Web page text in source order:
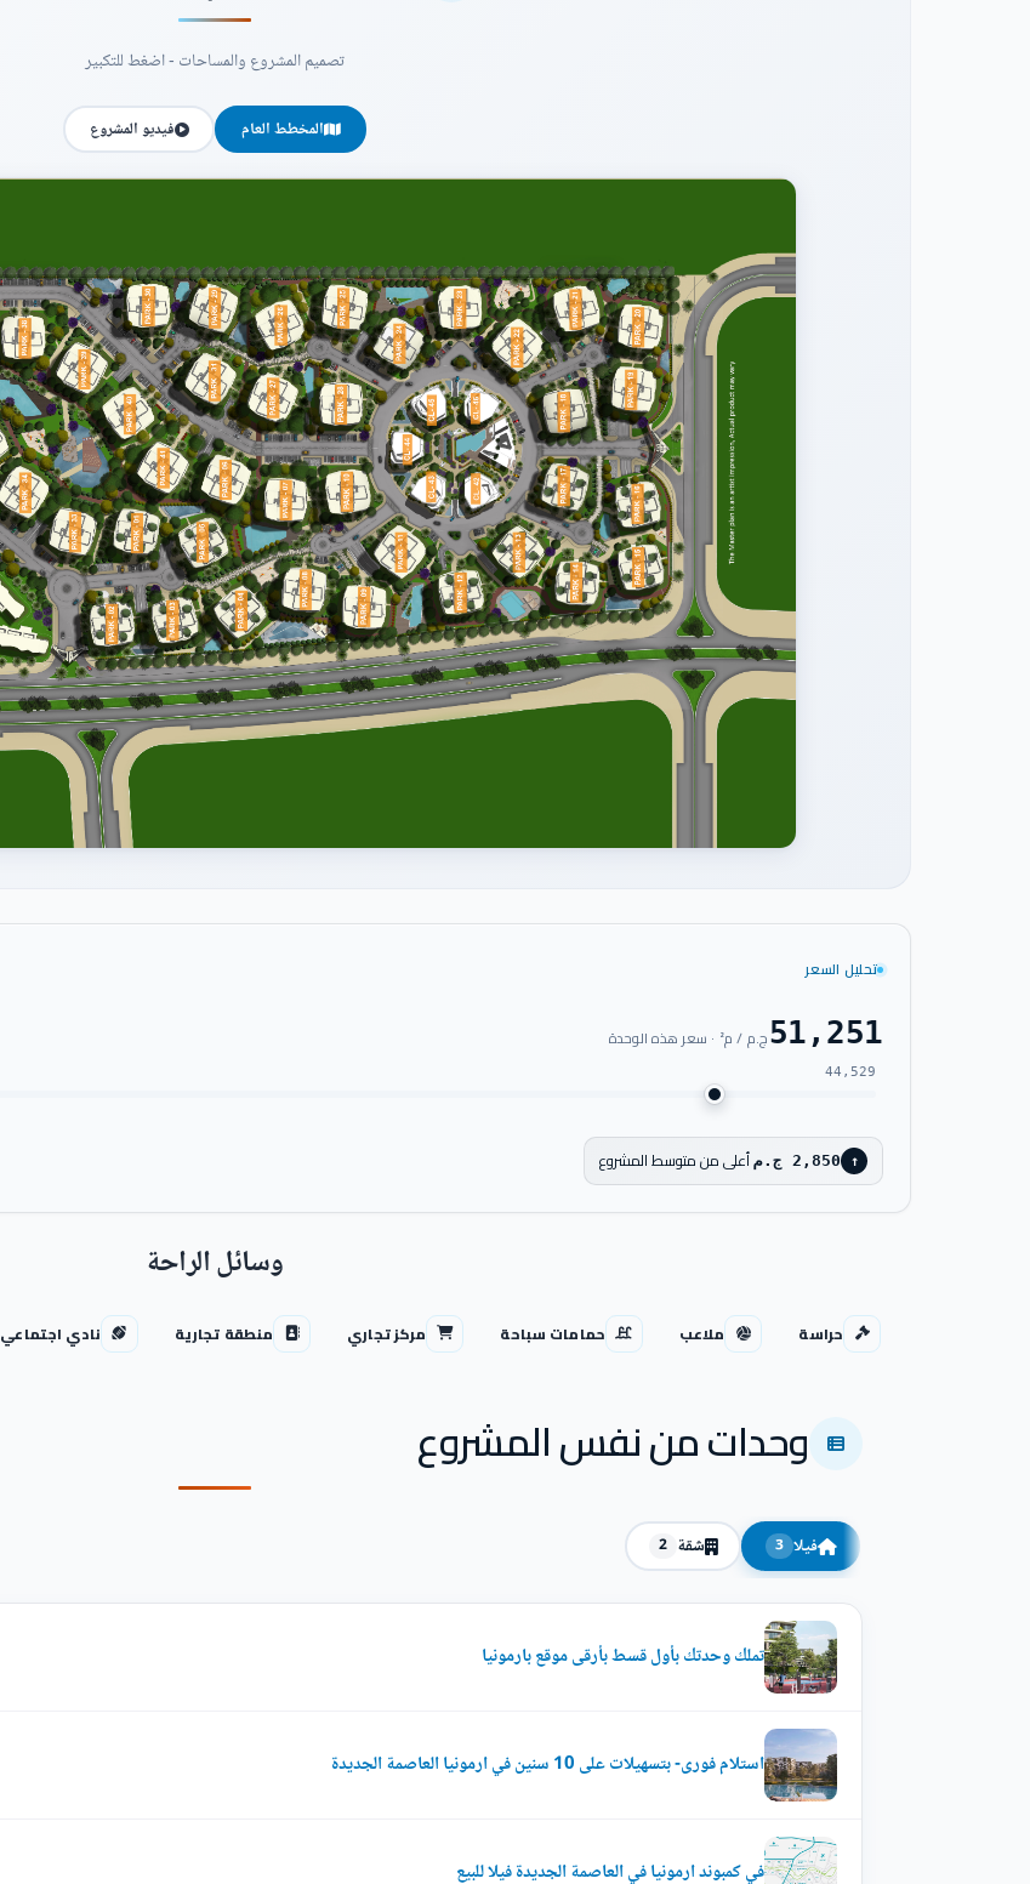
تصميم المشروع والمساحات - اضغط للتكبير
المخطط العام فيديو المشروع
تحليل السعر
51,251ج.م / م² · سعر هذه الوحدة
44,529
↑ 2,850 ج.م أعلى من متوسط المشروع
وسائل الراحة
حراسة ملاعب حمامات سباحة مركز تجاري منطقة تجارية نادي اجتماعي
وحدات من نفس المشروع
فيلا 3 شقة 2
تملك وحدتك بأول قسط بأرقى موقع بارمونيا
استلام فورى- بتسهيلات على 10 سنين في ارمونيا العاصمة الجديدة
في كمبوند ارمونيا في العاصمة الجديدة فيلا للبيع